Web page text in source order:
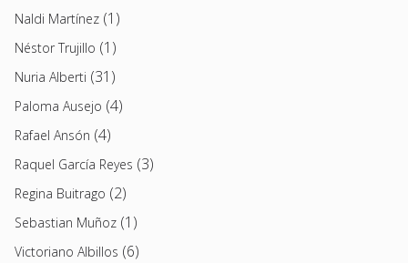
Naldi Martínez (1)
Néstor Trujillo (1)
Nuria Alberti (31)
Paloma Ausejo (4)
Rafael Ansón (4)
Raquel García Reyes (3)
Regina Buitrago (2)
Sebastian Muñoz (1)
Victoriano Albillos (6)